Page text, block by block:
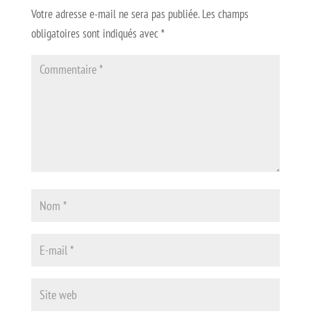
Votre adresse e-mail ne sera pas publiée. Les champs
obligatoires sont indiqués avec*